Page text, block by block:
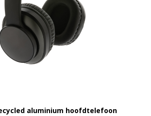
aluminium hoofdtelefoon